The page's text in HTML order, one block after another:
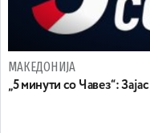
МАКЕДОНИЈА
„5 минути со Чавез“: